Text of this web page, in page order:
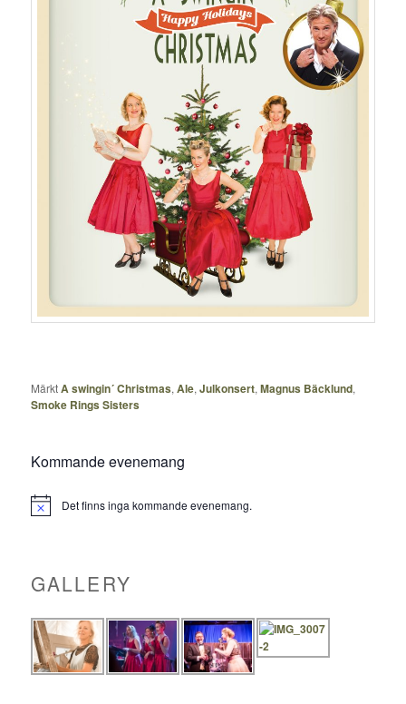
MärktA swingin´ Christmas,Ale,Julkonsert,Magnus Bäcklund,
Smoke Rings Sisters
Kommande evenemang
Notis Det finns inga kommande evenemang.
GALLERY